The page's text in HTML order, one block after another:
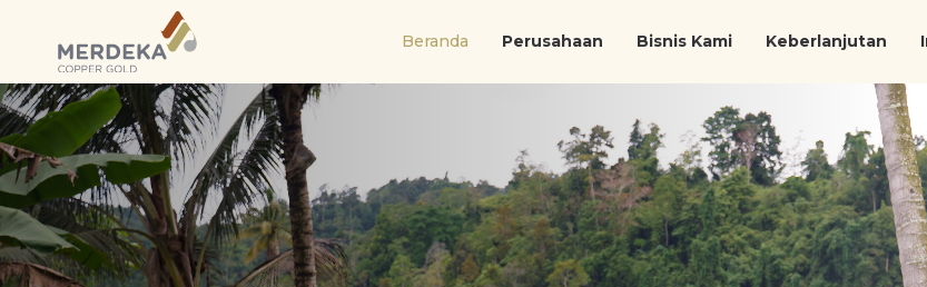
primary
navigation
Skip
to
content
Beranda Perusahaan Bisnis Kami Keberlanjutan